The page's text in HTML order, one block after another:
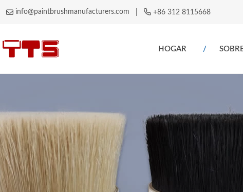
info@paintbrushmanufacturers.com +86 312 8115668
HOGAR